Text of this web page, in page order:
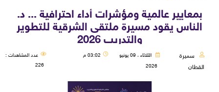
بمعايير عالمية ومؤشرات أداء احترافية ... د.
الناس يقود مسيرة ملتقى الشرقية للتطوير
والتدريب 2026
سميرة
القطان
الثلاثاء ، 09 يونيو
2026
03:02 م
عدد المشاهدات :
226